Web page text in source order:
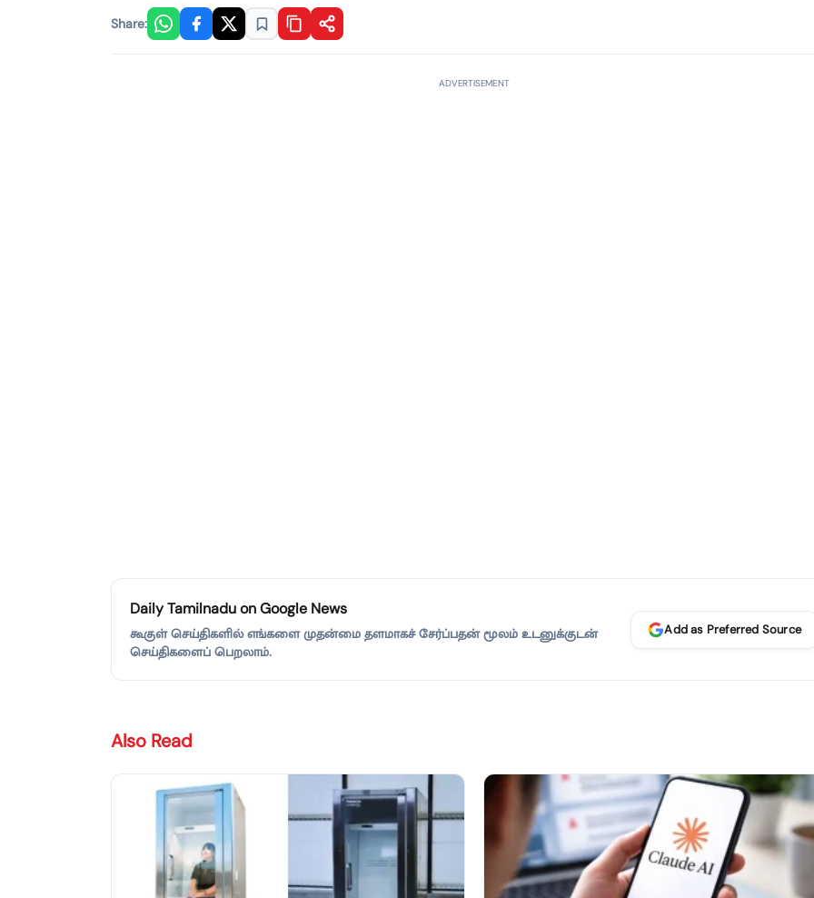
Share:
ADVERTISEMENT
Daily Tamilnadu on Google News
கூகுள் செய்திகளில் எங்களை முதன்மை தளமாகச் சேர்ப்பதன் மூலம் உடனுக்குடன்
செய்திகளைப் பெறலாம்.
Add as Preferred Source
Also Read